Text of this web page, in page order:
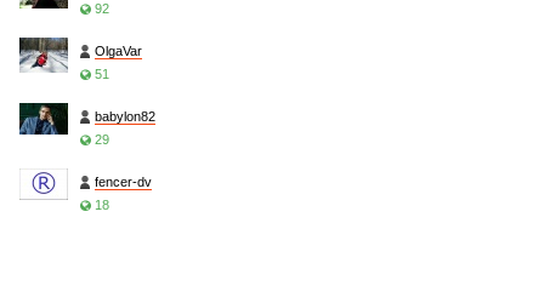
92
OlgaVar
51
babylon82
29
fencer-dv
18